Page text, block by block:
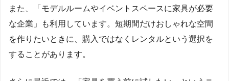
また、「モデルルームやイベントスペースに家具が必要
な企業」も利用しています。短期間だけおしゃれな空間
を作りたいときに、購入ではなくレンタルという選択を
することがあります。